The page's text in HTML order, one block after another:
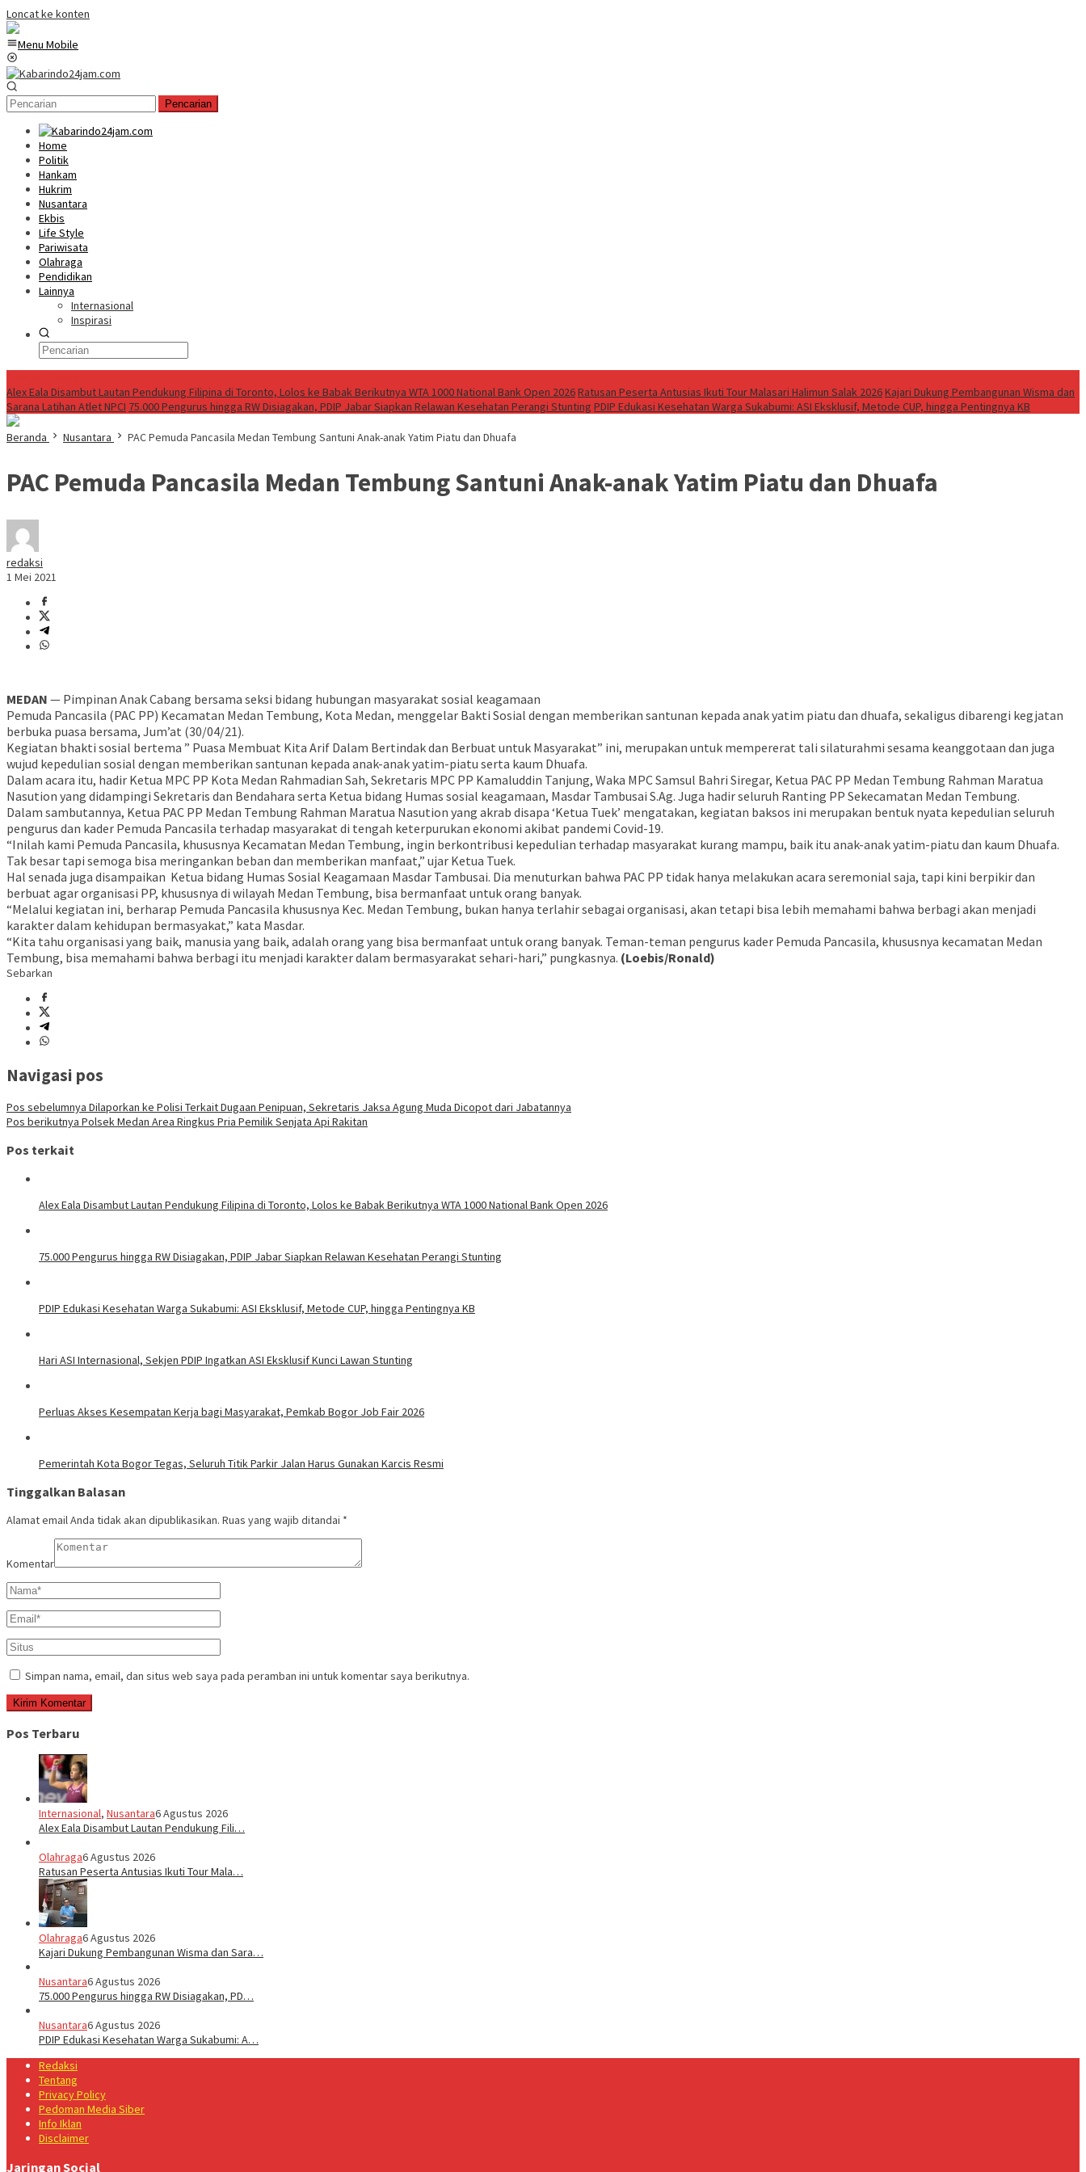
Loncat ke konten
Menu Mobile
Pencarian
Home
Politik
Hankam
Hukrim
Nusantara
Ekbis
Life Style
Pariwisata
Olahraga
Pendidikan
Lainnya
Internasional
Inspirasi
Alex Eala Disambut Lautan Pendukung Filipina di Toronto, Lolos ke Babak Berikutnya WTA 1000 National Bank Open 2026Ratusan Peserta Antusias Ikuti Tour Malasari Halimun Salak 2026Kajari Dukung Pembangunan Wisma dan
Sarana Latihan Atlet NPCI 75.000 Pengurus hingga RW Disiagakan, PDIP Jabar Siapkan Relawan Kesehatan Perangi Stunting PDIP Edukasi Kesehatan Warga Sukabumi: ASI Eksklusif, Metode CUP, hingga Pentingnya KB
Beranda Nusantara PAC Pemuda Pancasila Medan Tembung Santuni Anak-anak Yatim Piatu dan Dhuafa
PAC Pemuda Pancasila Medan Tembung Santuni Anak-anak Yatim Piatu dan Dhuafa
redaksi
1 Mei 2021
MEDAN — Pimpinan Anak Cabang bersama seksi bidang hubungan masyarakat sosial keagamaan
Pemuda Pancasila (PAC PP) Kecamatan Medan Tembung, Kota Medan, menggelar Bakti Sosial dengan memberikan santunan kepada anak yatim piatu dan dhuafa, sekaligus dibarengi kegjatan
berbuka puasa bersama, Jum’at (30/04/21).
Kegiatan bhakti sosial bertema ” Puasa Membuat Kita Arif Dalam Bertindak dan Berbuat untuk Masyarakat” ini, merupakan untuk mempererat tali silaturahmi sesama keanggotaan dan juga
wujud kepedulian sosial dengan memberikan santunan kepada anak-anak yatim-piatu serta kaum Dhuafa.
Dalam acara itu, hadir Ketua MPC PP Kota Medan Rahmadian Sah, Sekretaris MPC PP Kamaluddin Tanjung, Waka MPC Samsul Bahri Siregar, Ketua PAC PP Medan Tembung Rahman Maratua
Nasution yang didampingi Sekretaris dan Bendahara serta Ketua bidang Humas sosial keagamaan, Masdar Tambusai S.Ag. Juga hadir seluruh Ranting PP Sekecamatan Medan Tembung.
Dalam sambutannya, Ketua PAC PP Medan Tembung Rahman Maratua Nasution yang akrab disapa ‘Ketua Tuek’ mengatakan, kegiatan baksos ini merupakan bentuk nyata kepedulian seluruh
pengurus dan kader Pemuda Pancasila terhadap masyarakat di tengah keterpurukan ekonomi akibat pandemi Covid-19.
“Inilah kami Pemuda Pancasila, khususnya Kecamatan Medan Tembung, ingin berkontribusi kepedulian terhadap masyarakat kurang mampu, baik itu anak-anak yatim-piatu dan kaum Dhuafa.
Tak besar tapi semoga bisa meringankan beban dan memberikan manfaat,” ujar Ketua Tuek.
Hal senada juga disampaikan Ketua bidang Humas Sosial Keagamaan Masdar Tambusai. Dia menuturkan bahwa PAC PP tidak hanya melakukan acara seremonial saja, tapi kini berpikir dan
berbuat agar organisasi PP, khususnya di wilayah Medan Tembung, bisa bermanfaat untuk orang banyak.
“Melalui kegiatan ini, berharap Pemuda Pancasila khususnya Kec. Medan Tembung, bukan hanya terlahir sebagai organisasi, akan tetapi bisa lebih memahami bahwa berbagi akan menjadi
karakter dalam kehidupan bermasyakat,” kata Masdar.
“Kita tahu organisasi yang baik, manusia yang baik, adalah orang yang bisa bermanfaat untuk orang banyak. Teman-teman pengurus kader Pemuda Pancasila, khususnya kecamatan Medan
Tembung, bisa memahami bahwa berbagi itu menjadi karakter dalam bermasyarakat sehari-hari,” pungkasnya. (Loebis/Ronald)
Sebarkan
Navigasi pos
Pos sebelumnya Dilaporkan ke Polisi Terkait Dugaan Penipuan, Sekretaris Jaksa Agung Muda Dicopot dari Jabatannya
Pos berikutnya Polsek Medan Area Ringkus Pria Pemilik Senjata Api Rakitan
Pos terkait
Alex Eala Disambut Lautan Pendukung Filipina di Toronto, Lolos ke Babak Berikutnya WTA 1000 National Bank Open 2026
75.000 Pengurus hingga RW Disiagakan, PDIP Jabar Siapkan Relawan Kesehatan Perangi Stunting
PDIP Edukasi Kesehatan Warga Sukabumi: ASI Eksklusif, Metode CUP, hingga Pentingnya KB
Hari ASI Internasional, Sekjen PDIP Ingatkan ASI Eksklusif Kunci Lawan Stunting
Perluas Akses Kesempatan Kerja bagi Masyarakat, Pemkab Bogor Job Fair 2026
Pemerintah Kota Bogor Tegas, Seluruh Titik Parkir Jalan Harus Gunakan Karcis Resmi
Tinggalkan Balasan
Alamat email Anda tidak akan dipublikasikan. Ruas yang wajib ditandai *
Komentar
Simpan nama, email, dan situs web saya pada peramban ini untuk komentar saya berikutnya.
Pos Terbaru
Internasional, Nusantara6 Agustus 2026
Alex Eala Disambut Lautan Pendukung Fili…
Olahraga6 Agustus 2026
Ratusan Peserta Antusias Ikuti Tour Mala…
Olahraga6 Agustus 2026
Kajari Dukung Pembangunan Wisma dan Sara…
Nusantara6 Agustus 2026
75.000 Pengurus hingga RW Disiagakan, PD…
Nusantara6 Agustus 2026
PDIP Edukasi Kesehatan Warga Sukabumi: A…
Redaksi
Tentang
Privacy Policy
Pedoman Media Siber
Info Iklan
Disclaimer
Jaringan Social